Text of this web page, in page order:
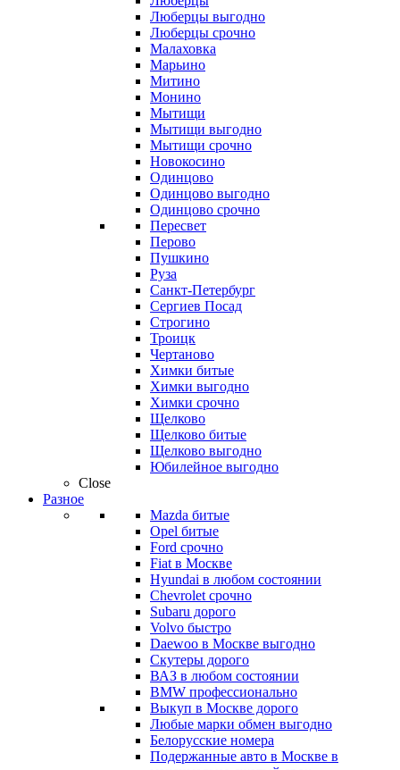
Люберцы выгодно
Люберцы срочно
Малаховка
Марьино
Митино
Монино
Мытищи
Мытищи выгодно
Мытищи срочно
Новокосино
Одинцово
Одинцово выгодно
Одинцово срочно
Пересвет
Перово
Пушкино
Руза
Санкт-Петербург
Сергиев Посад
Строгино
Троицк
Чертаново
Химки битые
Химки выгодно
Химки срочно
Щелково
Щелково битые
Щелково выгодно
Юбилейное выгодно
Close
Разное
Mazda битые
Opel битые
Ford срочно
Fiat в Москве
Hyundai в любом состоянии
Chevrolet срочно
Subaru дорого
Volvo быстро
Daewoo в Москве выгодно
Скутеры дорого
ВАЗ в любом состоянии
BMW профессионально
Выкуп в Москве дорого
Любые марки обмен выгодно
Белорусские номера
Подержанные авто в Москве в